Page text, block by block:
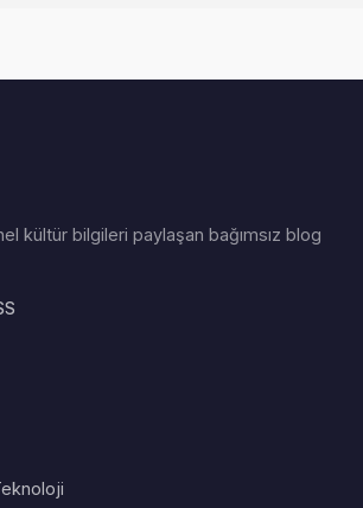
kültür bilgileri paylaşan bağımsız blog